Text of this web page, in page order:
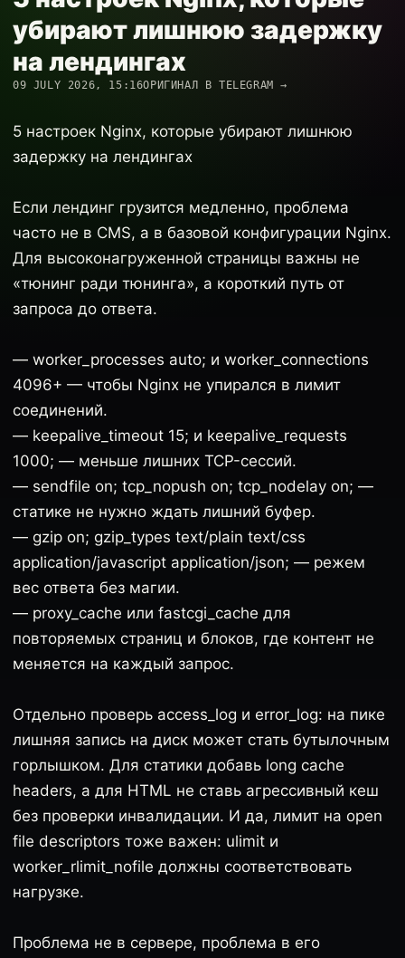
убирают лишнюю задержку
на лендингах
09 JULY 2026, 15:16ОРИГИНАЛ В TELEGRAM →
5 настроек Nginx, которые убирают лишнюю
задержку на лендингах
Если лендинг грузится медленно, проблема
часто не в CMS, а в базовой конфигурации Nginx.
Для высоконагруженной страницы важны не
«тюнинг ради тюнинга», а короткий путь от
запроса до ответа.
— worker_processes auto; и worker_connections
4096+ — чтобы Nginx не упирался в лимит
соединений.
— keepalive_timeout 15; и keepalive_requests
1000; — меньше лишних TCP-сессий.
— sendfile on; tcp_nopush on; tcp_nodelay on; —
статике не нужно ждать лишний буфер.
— gzip on; gzip_types text/plain text/css
application/javascript application/json; — режем
вес ответа без магии.
— proxy_cache или fastcgi_cache для
повторяемых страниц и блоков, где контент не
меняется на каждый запрос.
Отдельно проверь access_log и error_log: на пике
лишняя запись на диск может стать бутылочным
горлышком. Для статики добавь long cache
headers, а для HTML не ставь агрессивный кеш
без проверки инвалидации. И да, лимит на open
file descriptors тоже важен: ulimit и
worker_rlimit_nofile должны соответствовать
нагрузке.
Проблема не в сервере, проблема в его